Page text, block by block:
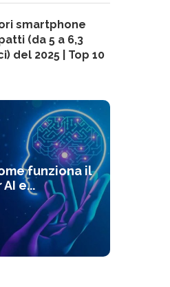
smartphone
(da 5 a 6,3
del 2025 | Top 10
funziona il
e...